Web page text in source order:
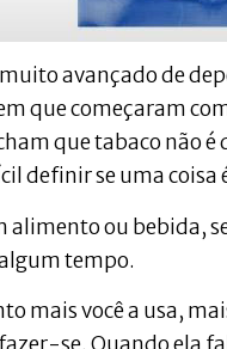
avançado de
que começaram
que tabaco não
definir se uma coisa
alimento ou bebida,
tempo.
mais você a usa,